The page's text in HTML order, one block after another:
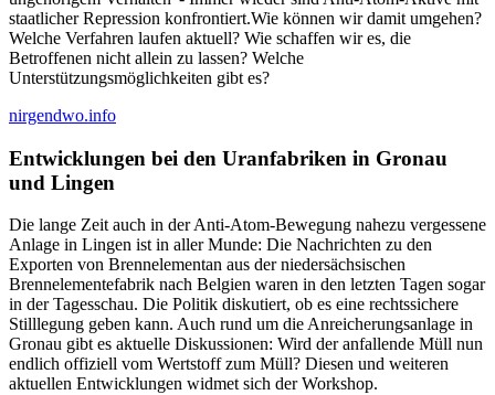
staatlicher Repression konfrontiert.Wie können wir damit umgehen?
Welche Verfahren laufen aktuell? Wie schaffen wir es, die
Betroffenen nicht allein zu lassen? Welche
Unterstützungsmöglichkeiten gibt es?
nirgendwo.info
Entwicklungen bei den Uranfabriken in Gronau
und Lingen
Die lange Zeit auch in der Anti-Atom-Bewegung nahezu vergessene
Anlage in Lingen ist in aller Munde: Die Nachrichten zu den
Exporten von Brennelementan aus der niedersächsischen
Brennelementefabrik nach Belgien waren in den letzten Tagen sogar
in der Tagesschau. Die Politik diskutiert, ob es eine rechtssichere
Stilllegung geben kann. Auch rund um die Anreicherungsanlage in
Gronau gibt es aktuelle Diskussionen: Wird der anfallende Müll nun
endlich offiziell vom Wertstoff zum Müll? Diesen und weiteren
aktuellen Entwicklungen widmet sich der Workshop.